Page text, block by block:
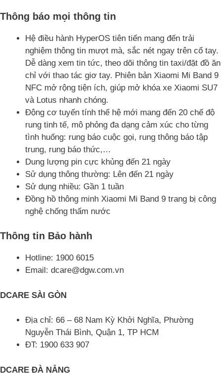
Thông báo mọi thông tin
Hệ điều hành HyperOS tiên tiến mang đến trải
nghiệm thông tin mượt mà, sắc nét ngay trên cổ tay.
Dễ dàng xem tin tức, theo dõi thông tin taxi/đặt đồ ăn
chỉ với thao tác giơ tay. Phiên bản Xiaomi Mi Band 9
NFC mở rộng tiện ích, giúp mở khóa xe Xiaomi SU7
và Lotus nhanh chóng.
Động cơ tuyến tính thế hệ mới mang đến 20 chế độ
rung tinh tế, mô phỏng đa dạng cảm xúc cho từng
tình huống: rung báo cuộc gọi, rung thông báo tập
trung, rung báo thức,…
Dung lượng pin cực khủng đến 21 ngày
Sử dụng thông thường: Lên đến 21 ngày
Sử dụng nhiều: Gần 1 tuần
Đồng hồ thông minh Xiaomi Mi Band 9 trang bị công
nghệ chống thấm nước
Thông tin Bảo hành
Hotline: 1900 6015
Email: dcare@dgw.com.vn
DCARE SÀI GÒN
Địa chỉ: 66 – 68 Nam Kỳ Khởi Nghĩa, Phường
Nguyễn Thái Bình, Quận 1, TP HCM
ĐT: 1900 633 907
DCARE ĐÀ NẴNG